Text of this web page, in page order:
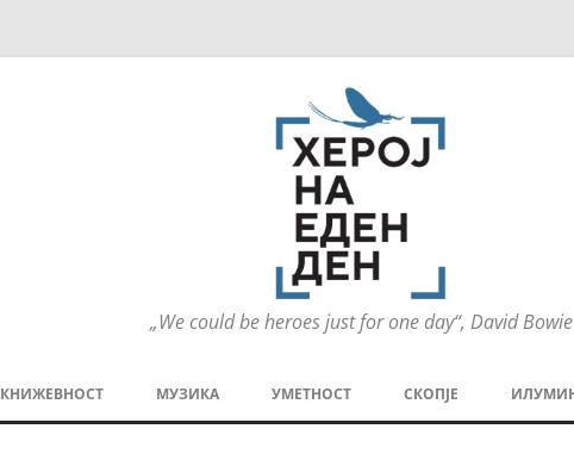
„We could be heroes just for one day“, David Bowie
содржината
КНИЖЕВНОСТ МУЗИКА УМЕТНОСТ СКОПЈЕ